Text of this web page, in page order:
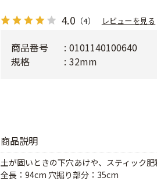
4.0 （4） レビューを見る
商品説明
土が固いときの下穴あけや、スティック
全長：94cm 穴掘り部分：35cm
商品番号
0101140100640
規格
32mm